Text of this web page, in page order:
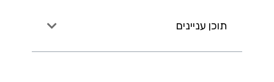
תוכן עניינים